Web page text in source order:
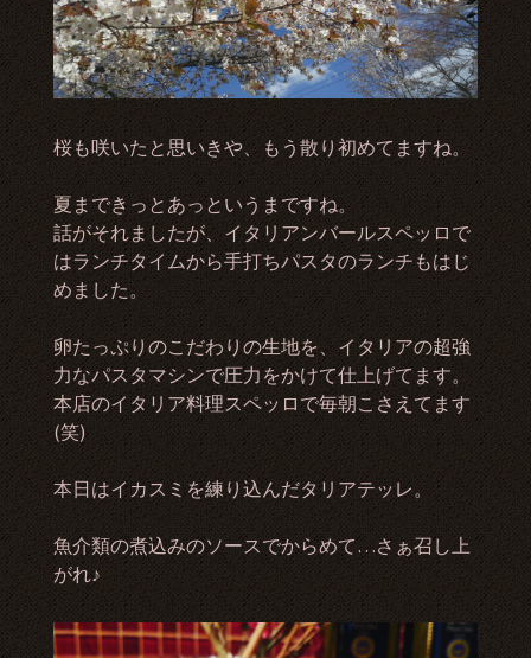
桜も咲いたと思いきや、もう散り初めてますね。
夏まできっとあっというまですね。
話がそれましたが、イタリアンバールスペッロで
はランチタイムから手打ちパスタのランチもはじ
めました。
卵たっぷりのこだわりの生地を、イタリアの超強
力なパスタマシンで圧力をかけて仕上げてます。
本店のイタリア料理スペッロで毎朝こさえてます
(笑)
本日はイカスミを練り込んだタリアテッレ。
魚介類の煮込みのソースでからめて…さぁ召し上
がれ♪